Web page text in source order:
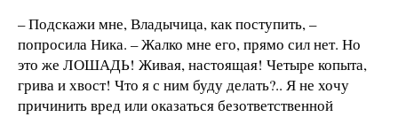
– Подскажи мне, Владычица, как поступить, –
попросила Ника. – Жалко мне его, прямо сил нет. Но
это же ЛОШАДЬ! Живая, настоящая! Четыре копыта,
грива и хвост! Что я с ним буду делать?.. Я не хочу
причинить вред или оказаться безответственной